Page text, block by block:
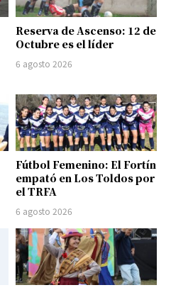
Reserva de Ascenso: 12 de
Octubre es el líder
6 agosto 2026
Fútbol Femenino: El Fortín
empató en Los Toldos por
el TRFA
6 agosto 2026